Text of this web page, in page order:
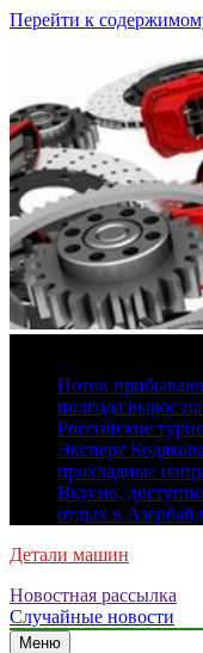
Перейти к
Поток
полгода вырос на
Российские
Эксперт
прохладные
Вкусно,
отдых в
Детали машин
Новостная рассылка
Случайные новости
Меню